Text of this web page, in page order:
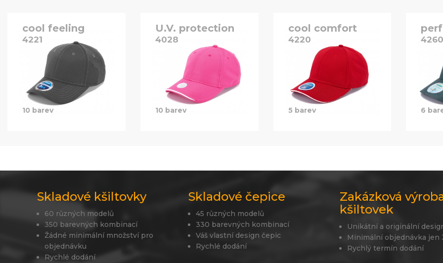
cool feeling
4221
10 barev
U.V. protection
4028
10 barev
cool comfort
4220
5 barev 6
Skladové kšiltovky
60 různých modelů
350 barevných kombinací
Žádné minimální množství pro
objednávku
Rychlé dodání
Skladové čepice
45 různých modelů
330 barevných kombinací
Váš vlastní design čepic
Rychlé dodání
Zakázková
kšiltovek
Unikátní a originální
Minimální objednávka jen
Rychlý termín dodání